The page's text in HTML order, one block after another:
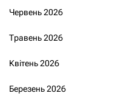
Червень 2026
Травень 2026
Квітень 2026
Березень 2026